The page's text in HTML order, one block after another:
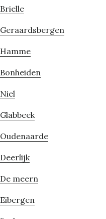
meern